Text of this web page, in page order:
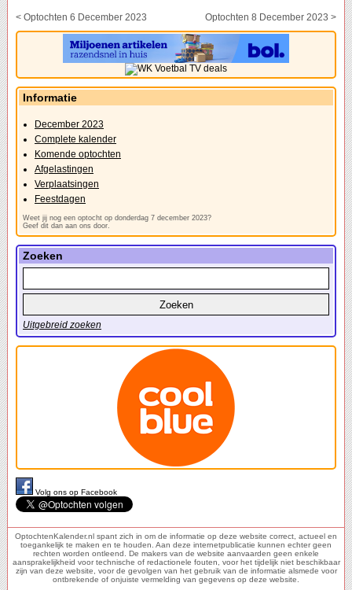
< Optochten 6 December 2023 Optochten 8 December 2023 >
Informatie
December 2023
Complete kalender
Komende optochten
Afgelastingen
Verplaatsingen
Feestdagen
Weet jij nog een optocht op donderdag 7 december 2023?
Geef dit dan aan ons door.
Zoeken
Uitgebreid zoeken
Volg ons op Facebook
OptochtenKalender.nl spant zich in om de informatie op deze website correct, actueel en
toegankelijk te maken en te houden. Aan deze internetpublicatie kunnen echter geen
rechten worden ontleend. De makers van de website aanvaarden geen enkele
aansprakelijkheid voor technische of redactionele fouten, voor het tijdelijk niet beschikbaar
zijn van deze website, voor de gevolgen van het gebruik van de informatie alsmede voor
ontbrekende of onjuiste vermelding van gegevens op deze website.